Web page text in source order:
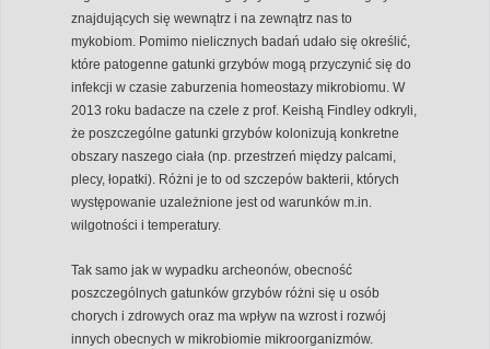
znajdujących się wewnątrz i na zewnątrz nas to
mykobiom. Pomimo nielicznych badań udało się określić,
które patogenne gatunki grzybów mogą przyczynić się do
infekcji w czasie zaburzenia homeostazy mikrobiomu. W
2013 roku badacze na czele z prof. Keishą Findley odkryli,
że poszczególne gatunki grzybów kolonizują konkretne
obszary naszego ciała (np. przestrzeń między palcami,
plecy, łopatki). Różni je to od szczepów bakterii, których
występowanie uzależnione jest od warunków m.in.
wilgotności i temperatury.
Tak samo jak w wypadku archeonów, obecność
poszczególnych gatunków grzybów różni się u osób
chorych i zdrowych oraz ma wpływ na wzrost i rozwój
innych obecnych w mikrobiomie mikroorganizmów.